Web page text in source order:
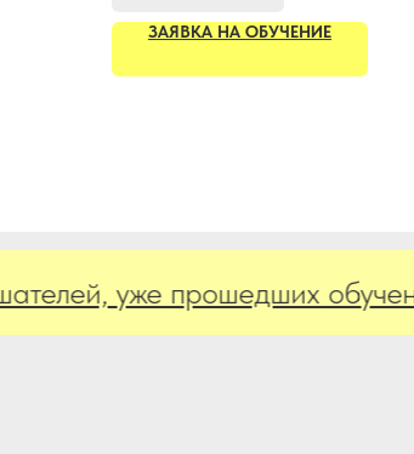
ЗАЯВКА НА ОБУЧЕНИЕ
уже прошедших обучение